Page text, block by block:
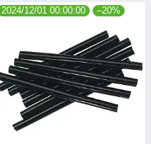
2024/12/01 00:00:00 –20%